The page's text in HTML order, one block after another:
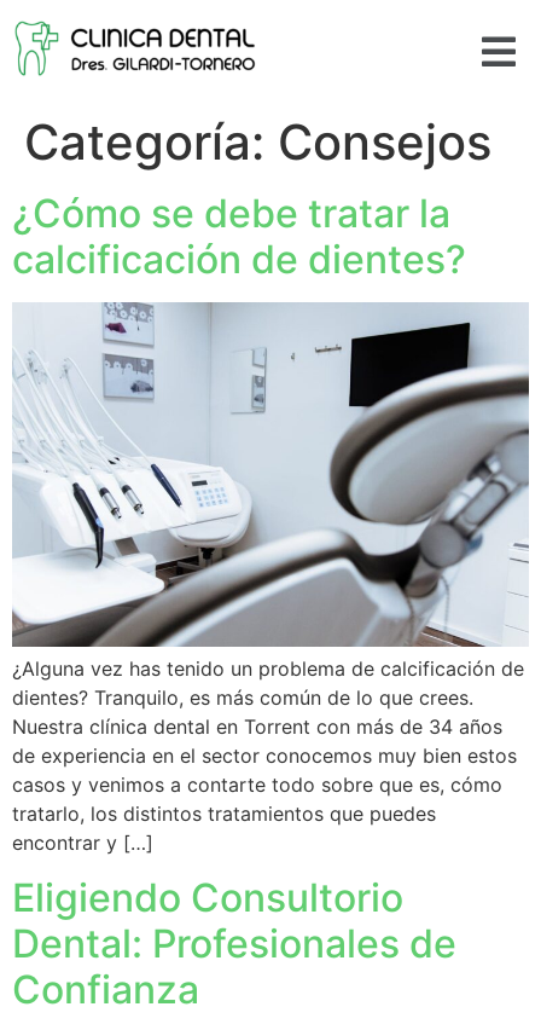
Categoría: Consejos
¿Cómo se debe tratar la
calcificación de dientes?
¿Alguna vez has tenido un problema de calcificación de
dientes? Tranquilo, es más común de lo que crees.
Nuestra clínica dental en Torrent con más de 34 años
de experiencia en el sector conocemos muy bien estos
casos y venimos a contarte todo sobre que es, cómo
tratarlo, los distintos tratamientos que puedes
encontrar y […]
Eligiendo Consultorio
Dental: Profesionales de
Confianza